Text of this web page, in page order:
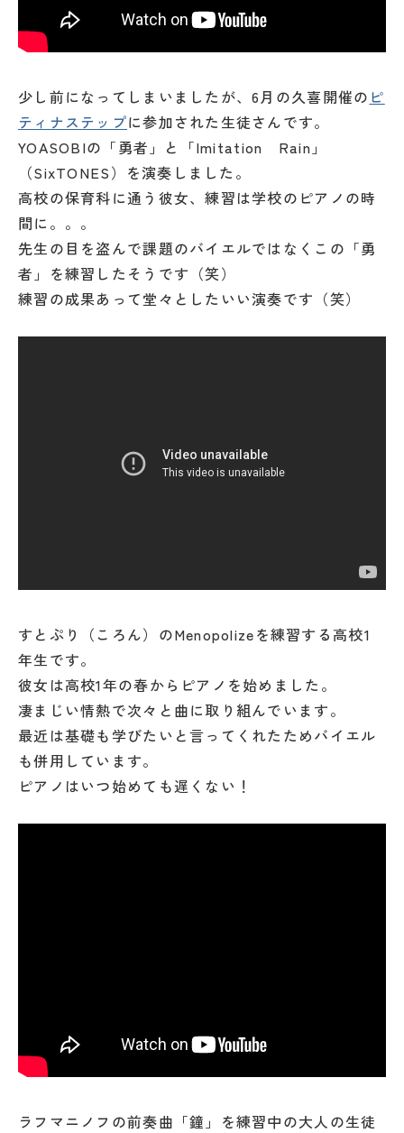
少し前になってしまいましたが、6月の久喜開催の ピ
ティナステップに参加された生徒さんです。
YOASOBIの「勇者」と「Imitation Rain」
（SixTONES）を演奏しました。
高校の保育科に通う彼女、練習は学校のピアノの時
間に。。。
先生の目を盗んで課題のバイエルではなくこの「勇
者」を練習したそうです（笑）
練習の成果あって堂々としたいい演奏です（笑）
すとぷり（ころん）のMenopolizeを練習する高校1
年生です。
彼女は高校1年の春からピアノを始めました。
凄まじい情熱で次々と曲に取り組んでいます。
最近は基礎も学びたいと言ってくれたためバイエル
も併用しています。
ピアノはいつ始めても遅くない！
ラフマニノフの前奏曲「鐘」を練習中の大人の生徒